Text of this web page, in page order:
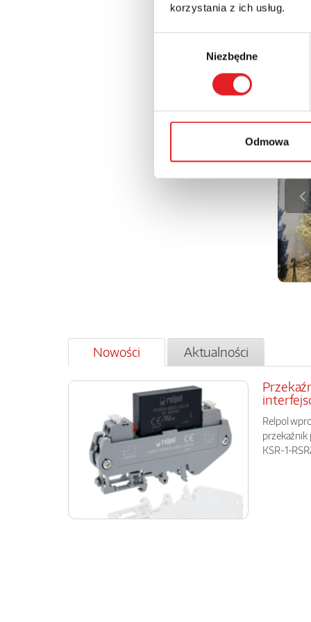
korzystania z ich usług.
Niezbędne
Odmowa
Nowości Aktualności
Relpol
KSR-1-